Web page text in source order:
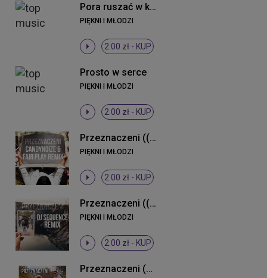
Pora ruszać w klub (Radio Edit)
PIĘKNI I MŁODZI
2.00 zł - KUP
Prosto w serce
PIĘKNI I MŁODZI
2.00 zł - KUP
Przeznaczeni ((CandyNoize & Fair Play Remix))
PIĘKNI I MŁODZI
2.00 zł - KUP
Przeznaczeni ((DJ Sequence Remix))
PIĘKNI I MŁODZI
2.00 zł - KUP
Przeznaczeni (Original Mix)